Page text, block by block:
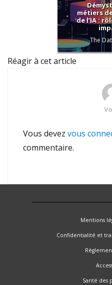
métiers
de l’IA :
The
Réagir à cet article
Vous devez vous
commentaire.
Mentions
Confidentialité et
Santé des